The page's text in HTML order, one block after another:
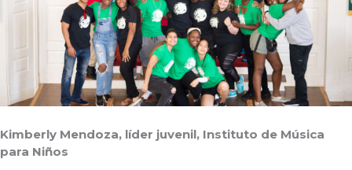
Kimberly Mendoza, líder juvenil, Instituto de Música
para Niños